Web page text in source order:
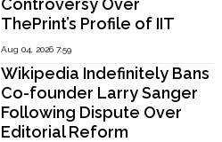
Controversy Over
ThePrint’s Profile of IIT
Madras Director V.
Kamakoti
Aug 04, 2026 7:59
Wikipedia Indefinitely Bans
Co-founder Larry Sanger
Following Dispute Over
Editorial Reform